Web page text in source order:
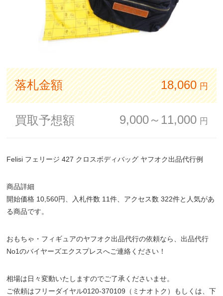
落札金額 18,060 円
買取予想額 9,000～11,000 円
Felisi フェリージ 427 クロスボディバッグ ヤフオク出品代行例
商品詳細
開始価格 10,560円、入札件数 11件、アクセス数 322件と人気があ
る商品です。
おもちゃ・フィギュアのヤフオク出品代行の依頼なら、出品代行
No1のバイヤーズエクスプレスへご連絡ください！
相場は日々変動いたしますのでご了承くださいませ。
ご依頼はフリーダイヤル0120-370109（ミナオトク）もしくは、下